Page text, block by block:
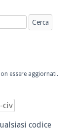
essere aggiornati.
codice